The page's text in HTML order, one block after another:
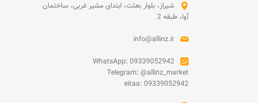
شیراز، بلوار بعثت، ابتدای مشیر غربی، ساختمان
آوا، طبقه 2
info@allinz.ir
WhatsApp: 09339052942
Telegram: @allinz_market
eitaa: 09339052942